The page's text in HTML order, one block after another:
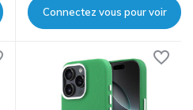
Connectez vous pour voir